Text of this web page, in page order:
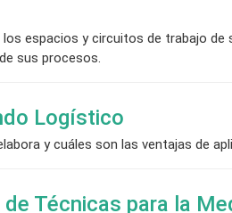
espacios y circuitos de trabajo
sus procesos.
Logístico
y cuáles son las ventajas de
Técnicas para la